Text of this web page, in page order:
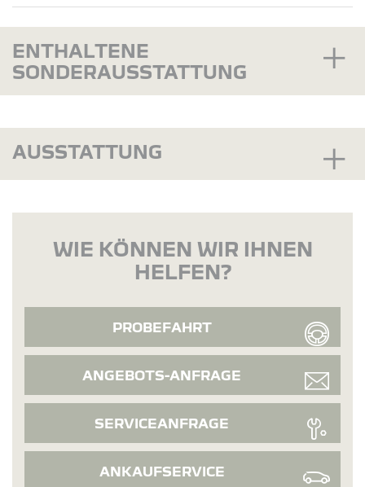
ENTHALTENE
SONDERAUSSTATTUNG
AUSSTATTUNG
WIE KÖNNEN WIR IHNEN
HELFEN?
PROBEFAHRT
ANGEBOTS-ANFRAGE
SERVICEANFRAGE
ANKAUFSERVICE